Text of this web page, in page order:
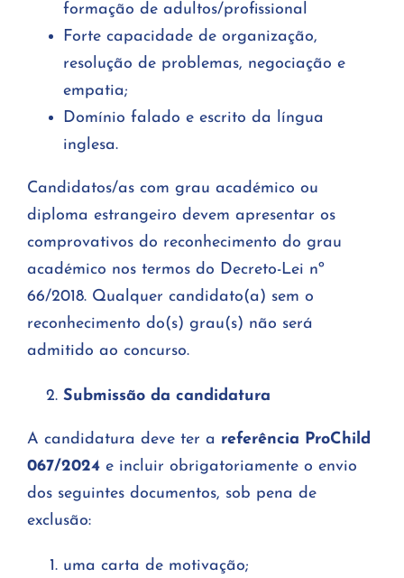
formação de adultos/profissional
Forte capacidade de organização,
resolução de problemas, negociação e
empatia;
Domínio falado e escrito da língua
inglesa.
Candidatos/as com grau académico ou
diploma estrangeiro devem apresentar os
comprovativos do reconhecimento do grau
académico nos termos do Decreto-Lei nº
66/2018. Qualquer candidato(a) sem o
reconhecimento do(s) grau(s) não será
admitido ao concurso.
Submissão da candidatura
A candidatura deve ter a referência ProChild
067/2024e incluir obrigatoriamente o envio
dos seguintes documentos, sob pena de
exclusão:
uma carta de motivação;